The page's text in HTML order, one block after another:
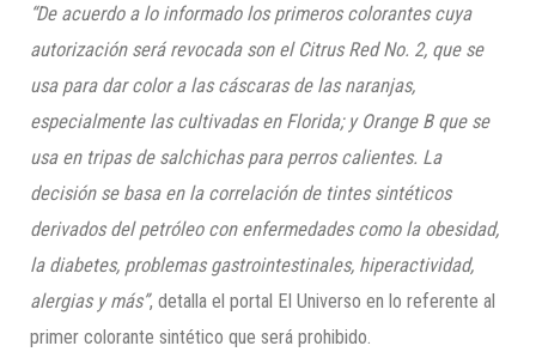
“De acuerdo a lo informado los primeros colorantes cuya
autorización será revocada son el Citrus Red No. 2, que se
usa para dar color a las cáscaras de las naranjas,
especialmente las cultivadas en Florida; y Orange B que se
usa en tripas de salchichas para perros calientes. La
decisión se basa en la correlación de tintes sintéticos
derivados del petróleo con enfermedades como la obesidad,
la diabetes, problemas gastrointestinales, hiperactividad,
alergias y más”, detalla el portal El Universo en lo referente al
primer colorante sintético que será prohibido.